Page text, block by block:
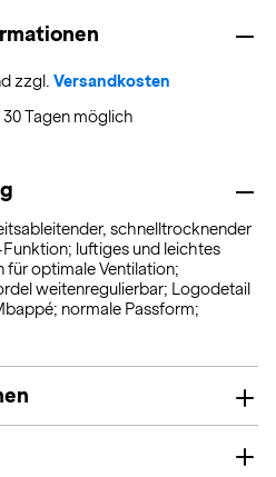
zzgl. Versandkosten
Tagen möglich
schnelltrocknender
luftiges und leichtes
für optimale Ventilation;
weitenregulierbar; Logodetail
normale Passform;